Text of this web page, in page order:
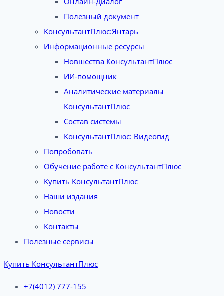
Полезный документ
КонсультантПлюс:Янтарь
Информационные ресурсы
Новшества КонсультантПлюс
ИИ-помощник
Аналитические материалы
КонсультантПлюс
Состав системы
КонсультантПлюс: Видеогид
Попробовать
Обучение работе с КонсультантПлюс
Купить КонсультантПлюс
Наши издания
Новости
Контакты
Полезные сервисы
Купить КонсультантПлюс
+7(4012) 777-155